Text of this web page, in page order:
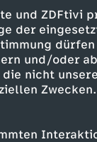
und ZDFtivi
der
und/oder
nicht
Zwecken.